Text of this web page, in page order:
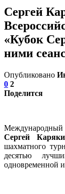
Сергей
«Кубок
ними
Опубликовано
0 2
Поделится
Международный
Сергей
шахматного
десятью
одновременной